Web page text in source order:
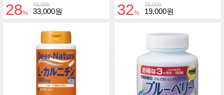
46,000
28% 33,000원
28,000
32% 19,000원